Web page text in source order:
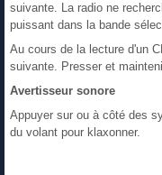
suivante. La radio ne
puissant dans la bande
Au cours de la lecture d'un
suivante. Presser et
Avertisseur sonore
Appuyer sur ou à côté des
du volant pour klaxonner.